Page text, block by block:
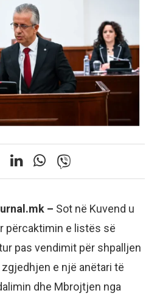
– Sot në Kuvend u
përcaktimin e listës së
pas vendimit për shpalljen
e një anëtari të
dhe Mbrojtjen nga